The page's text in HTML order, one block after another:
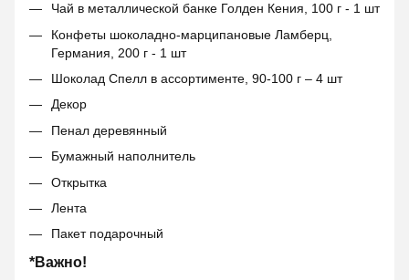
Чай в металлической банке Голден Кения, 100 г - 1 шт
Конфеты шоколадно-марципановые Ламберц,
Германия, 200 г - 1 шт
Шоколад Спелл в ассортименте, 90-100 г – 4 шт
Декор
Пенал деревянный
Бумажный наполнитель
Открытка
Лента
Пакет подарочный
*Важно!